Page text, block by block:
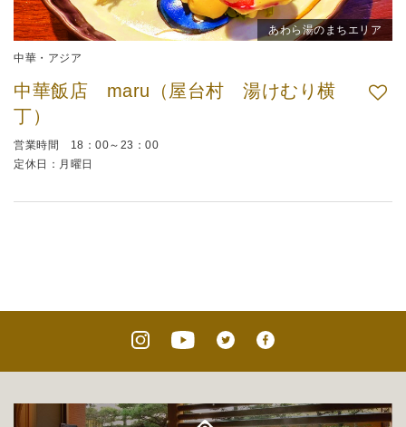
あわら湯のまちエリア
中華・アジア
中華飯店 maru（屋台村 湯けむり横
丁）
営業時間 18：00～23：00
定休日：月曜日